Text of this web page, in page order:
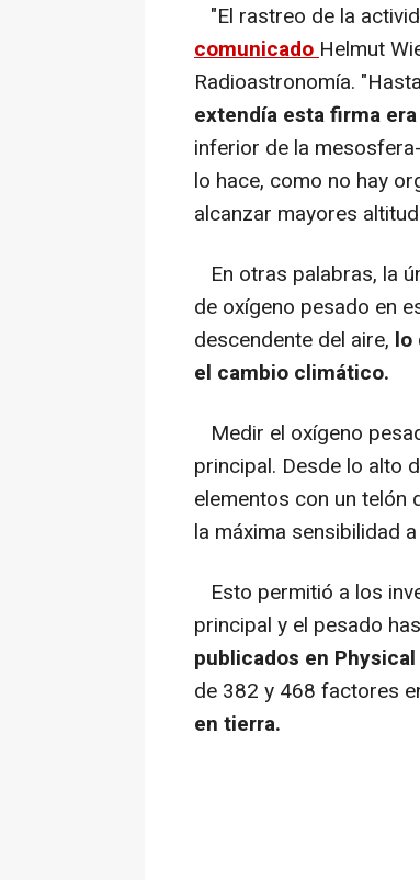
"El rastreo de la
comunicadoHelmut
Radioastronomía.
extendía esta firma
inferior de la
lo hace, como no hay
alcanzar mayores
En otras palabras, la
de oxígeno pesado en
descendente del aire, lo
el cambio climático.
Medir el oxígeno
principal. Desde lo alto
elementos con un telón
la máxima sensibilidad
Esto permitió a los
principal y el pesado
publicados en
de 382 y 468 factores
en tierra.